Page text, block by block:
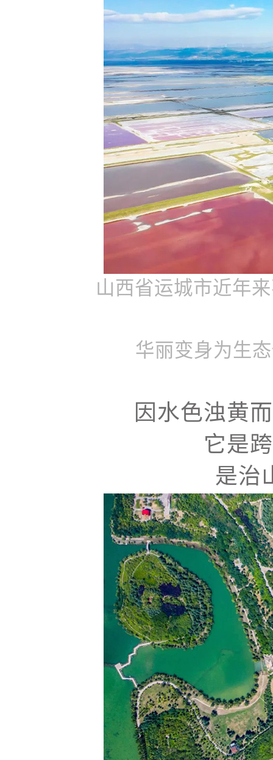
山西省运城市近年
华丽变身为生
因水色浊黄
它是
是治